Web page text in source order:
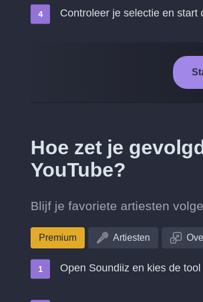
Controleer je selectie en start
Hoe zet je
YouTube?
Blijf je favoriete artiesten
Premium Artiesten
Open Soundiiz en kies de